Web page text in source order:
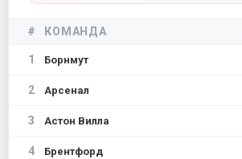
# КОМАНДА
1 Борнмут
2 Арсенал
3 Астон Вилла
4 Брентфорд